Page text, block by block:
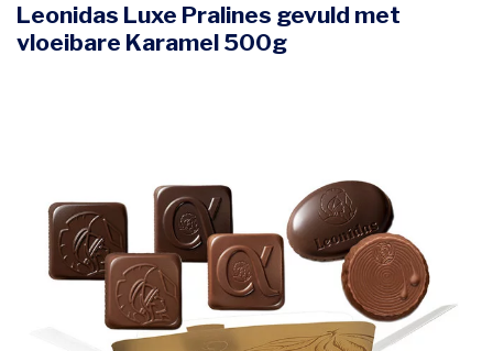
Leonidas Luxe Pralines gevuld met
vloeibare Karamel 500g